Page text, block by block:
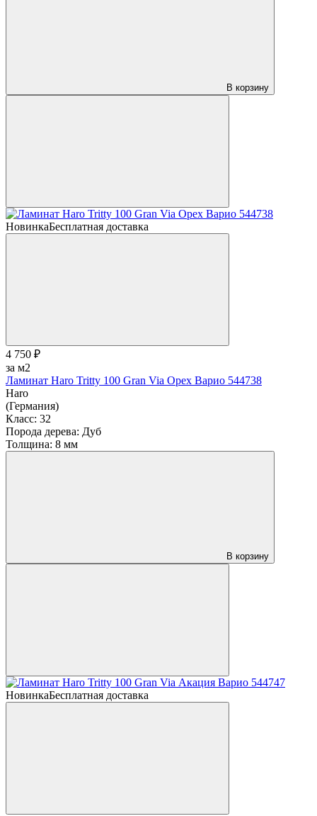
В корзину
НовинкаБесплатная доставка
4 750 ₽
за м2
Ламинат Haro Tritty 100 Gran Via Орех Варио 544738
Haro
(Германия)
Класс: 32
Порода дерева: Дуб
Толщина: 8 мм
В корзину
НовинкаБесплатная доставка